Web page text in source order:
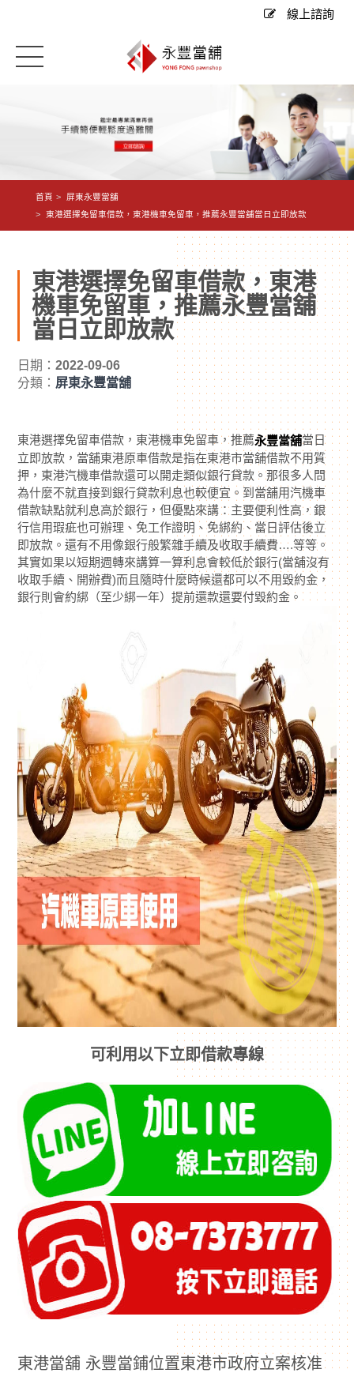
線上諮詢
首頁
屏東永豐當舖
東港選擇免留車借款，東港機車免留車，推薦永豐當舖當日立即放款
東港選擇免留車借款，東港
機車免留車，推薦永豐當舖
當日立即放款
日期：2022-09-06
分類： 屏東永豐當舖
東港選擇免留車借款，東港機車免留車，推薦永豐當舖當日
立即放款，當舖東港原車借款是指在東港市當舖借款不用質
押，東港汽機車借款還可以開走類似銀行貸款。那很多人問
為什麼不就直接到銀行貸款利息也較便宜。到當舖用汽機車
借款缺點就利息高於銀行，但優點來講：主要便利性高，銀
行信用瑕疵也可辦理、免工作證明、免綁約、當日評估後立
即放款。還有不用像銀行般繁雜手續及收取手續費….等等。
其實如果以短期週轉來講算一算利息會較低於銀行(當舖沒有
收取手續、開辦費)而且隨時什麼時候還都可以不用毀約金，
銀行則會約綁（至少綁一年）提前還款還要付毀約金。
可利用以下立即借款專線
東港當舖 永豐當鋪位置東港市政府立案核准